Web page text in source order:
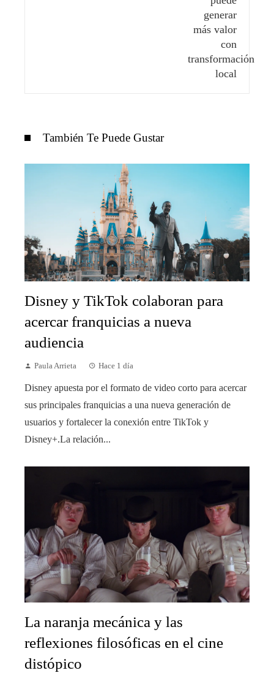
También Te Puede Gustar
Disney y TikTok colaboran para
acercar franquicias a nueva
audiencia
Paula Arrieta Hace 1 día
Disney apuesta por el formato de video corto para acercar
sus principales franquicias a una nueva generación de
usuarios y fortalecer la conexión entre TikTok y
Disney+.La relación...
La naranja mecánica y las
reflexiones filosóficas en el cine
distópico